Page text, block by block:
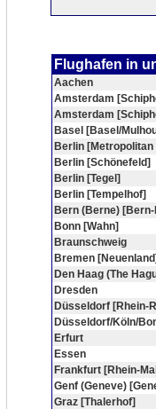
Flughafen in
Aachen
Amsterdam
Amsterdam
Basel [Basel/
Berlin [Metropolitan
Berlin [Schönefeld]
Berlin [Tegel]
Berlin [Tempelhof]
Bern (Berne) [Bern-
Bonn [Wahn]
Braunschweig
Bremen [Neuenland]
Den Haag (The
Dresden
Düsseldorf [Rhein-
Düsseldorf/Köln/
Erfurt
Essen
Frankfurt [Rhein-
Genf (Geneve)
Graz [Thalerhof]